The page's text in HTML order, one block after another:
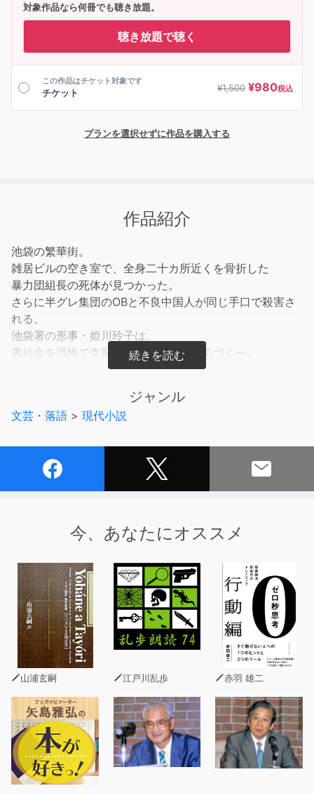
対象作品なら何冊でも聴き放題。
聴き放題で聴く
この作品はチケット対象です
チケット ¥1,500 ¥980税込
プランを選択せずに作品を購入する
作品紹介
池袋の繁華街。
雑居ビルの空き室で、全身二十カ所近くを骨折した
暴力団組長の死体が見つかった。
さらに半グレ集団のOBと不良中国人が同じ手口で殺害さ
れる。
池袋署の形事・姫川玲子は、
裏社会を恐怖で支配する怪物の存在に気づく―。
圧倒的な戦闘力で夜の街を震撼させる
大ヒットシリーズ第六弾。
ジャンル
文芸・落語 > 現代小説
今、あなたにオススメ
山浦玄嗣 江戸川乱歩 赤羽 雄二